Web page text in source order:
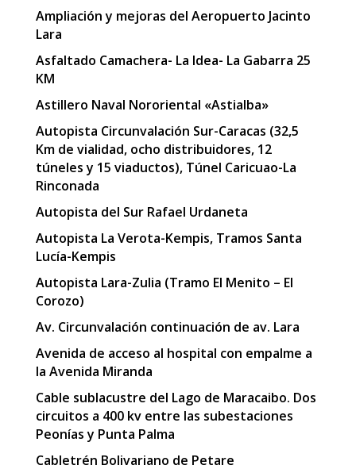
Ampliación y mejoras del Aeropuerto Jacinto
Lara
Asfaltado Camachera- La Idea- La Gabarra 25
KM
Astillero Naval Nororiental «Astialba»
Autopista Circunvalación Sur-Caracas (32,5
Km de vialidad, ocho distribuidores, 12
túneles y 15 viaductos), Túnel Caricuao-La
Rinconada
Autopista del Sur Rafael Urdaneta
Autopista La Verota-Kempis, Tramos Santa
Lucía-Kempis
Autopista Lara-Zulia (Tramo El Menito – El
Corozo)
Av. Circunvalación continuación de av. Lara
Avenida de acceso al hospital con empalme a
la Avenida Miranda
Cable sublacustre del Lago de Maracaibo. Dos
circuitos a 400 kv entre las subestaciones
Peonías y Punta Palma
Cabletrén Bolivariano de Petare